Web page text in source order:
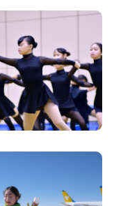
ads truly stand